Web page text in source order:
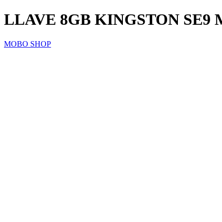
LLAVE 8GB KINGSTON SE9
MOBO SHOP